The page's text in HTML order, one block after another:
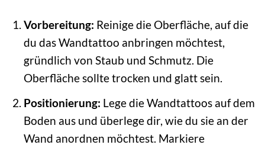
Vorbereitung: Reinige die Oberfläche, auf die
du das Wandtattoo anbringen möchtest,
gründlich von Staub und Schmutz. Die
Oberfläche sollte trocken und glatt sein.
Positionierung: Lege die Wandtattoos auf dem
Boden aus und überlege dir, wie du sie an der
Wand anordnen möchtest. Markiere